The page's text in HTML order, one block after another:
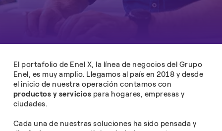
El portafolio de Enel X, la línea de negocios del Grupo
Enel, es muy amplio. Llegamos al país en 2018 y desde
el inicio de nuestra operación contamos con
productos y servicios para hogares, empresas y
ciudades.
Cada una de nuestras soluciones ha sido pensada y